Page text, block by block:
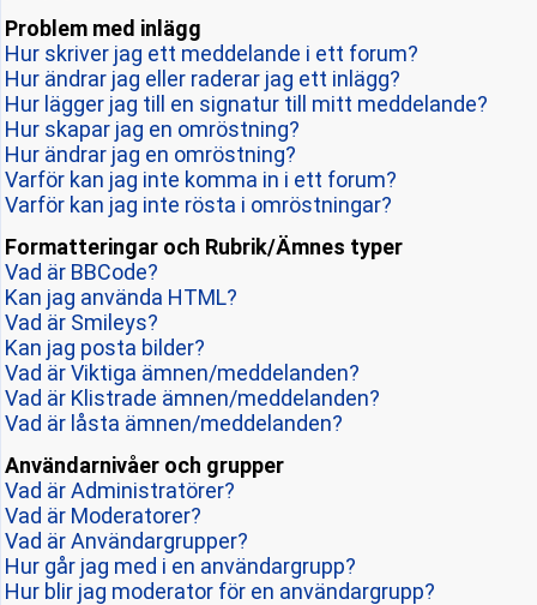
Problem med inlägg
Hur skriver jag ett meddelande i ett forum?
Hur ändrar jag eller raderar jag ett inlägg?
Hur lägger jag till en signatur till mitt meddelande?
Hur skapar jag en omröstning?
Hur ändrar jag en omröstning?
Varför kan jag inte komma in i ett forum?
Varför kan jag inte rösta i omröstningar?
Formatteringar och Rubrik/Ämnes typer
Vad är BBCode?
Kan jag använda HTML?
Vad är Smileys?
Kan jag posta bilder?
Vad är Viktiga ämnen/meddelanden?
Vad är Klistrade ämnen/meddelanden?
Vad är låsta ämnen/meddelanden?
Användarnivåer och grupper
Vad är Administratörer?
Vad är Moderatorer?
Vad är Användargrupper?
Hur går jag med i en användargrupp?
Hur blir jag moderator för en användargrupp?